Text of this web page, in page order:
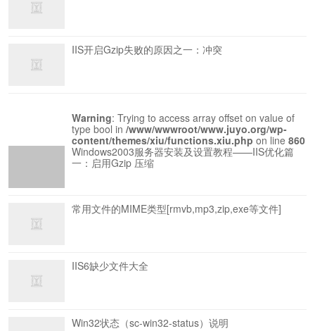
IIS开启Gzip失败的原因之一：冲突
Warning: Trying to access array offset on value of
type bool in /www/wwwroot/www.juyo.org/wp-
content/themes/xiu/functions.xiu.php on line 860
Windows2003服务器安装及设置教程——IIS优化篇
一：启用Gzip 压缩
常用文件的MIME类型[rmvb,mp3,zip,exe等文件]
IIS6缺少文件大全
Win32状态（sc-win32-status）说明